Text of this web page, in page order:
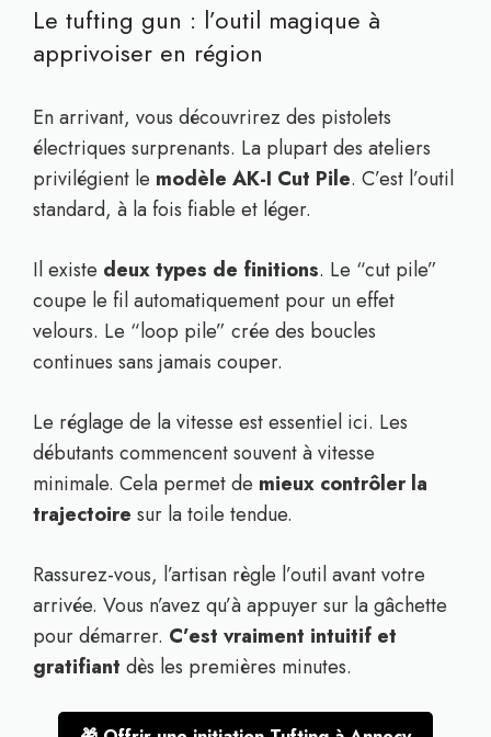
Le tufting gun : l’outil magique à
apprivoiser en région
En arrivant, vous découvrirez des pistolets
électriques surprenants. La plupart des ateliers
privilégient le modèle AK-I Cut Pile. C’est l’outil
standard, à la fois fiable et léger.
Il existe deux types de finitions. Le “cut pile”
coupe le fil automatiquement pour un effet
velours. Le “loop pile” crée des boucles
continues sans jamais couper.
Le réglage de la vitesse est essentiel ici. Les
débutants commencent souvent à vitesse
minimale. Cela permet de mieux contrôler la
trajectoire sur la toile tendue.
Rassurez-vous, l’artisan règle l’outil avant votre
arrivée. Vous n’avez qu’à appuyer sur la gâchette
pour démarrer. C’est vraiment intuitif et
gratifiant dès les premières minutes.